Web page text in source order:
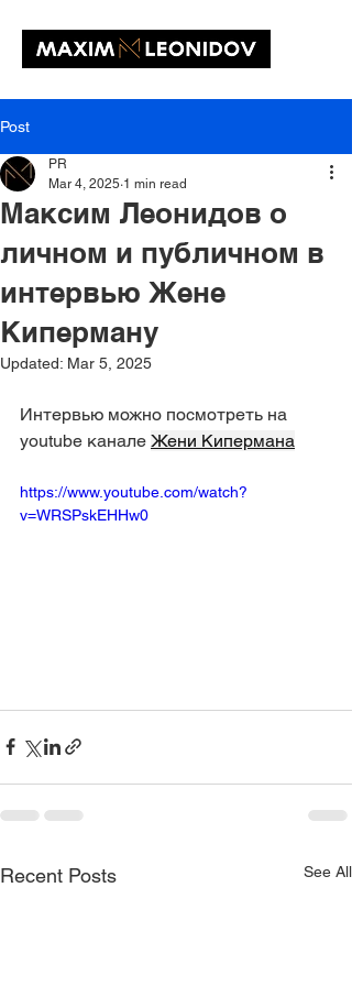
Post
Максим Леонидов о
личном и публичном в
интервью Жене
Киперману
PR
Mar 4, 2025 1 min read
Updated: Mar 5, 2025
Интервью можно посмотреть на
youtube канале Жени Кипермана
https://www.youtube.com/watch?
v=WRSPskEHHw0
Recent Posts See All